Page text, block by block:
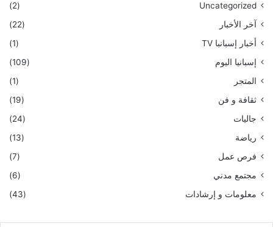
Uncategorized
(2)
آخر الأخبار
(22)
أخبار إسبانبا TV
(1)
إسبانيا اليوم
(109)
المتجر
(1)
ثقافة و فن
(19)
جاليات
(24)
رياضة
(13)
فرص عمل
(7)
مجتمع مدني
(6)
معلومات و إرشادات
(43)